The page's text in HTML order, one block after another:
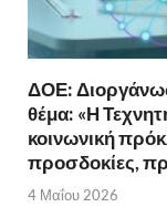
ΔΟΕ:
θέμα: «Η
κοινωνική
προσδοκίες,
4 Μαΐου 2026